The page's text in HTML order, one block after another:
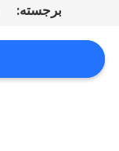
اخبار
برجسته: